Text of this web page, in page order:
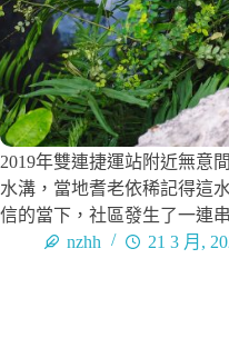
2019年雙連捷運站附近無意
水溝，當地耆老依稀記得這
信的當下，社區發生了一連
nzhh
21 3 月,